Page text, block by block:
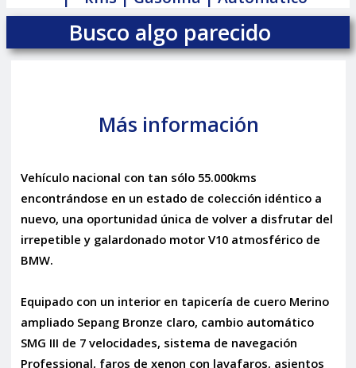
Busco algo parecido
Más información
Vehículo nacional con tan sólo 55.000kms
encontrándose en un estado de colección idéntico a
nuevo, una oportunidad única de volver a disfrutar del
irrepetible y galardonado motor V10 atmosférico de
BMW.
Equipado con un interior en tapicería de cuero Merino
ampliado Sepang Bronze claro, cambio automático
SMG III de 7 velocidades, sistema de navegación
Professional, faros de xenon con lavafaros, asientos